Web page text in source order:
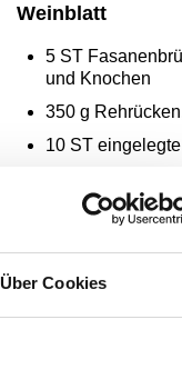
Über Cookies
Weinblatt
5 ST
und Knochen
350 g
10 ST
WIBERG
TL WIBERG
50 ml WIBERG